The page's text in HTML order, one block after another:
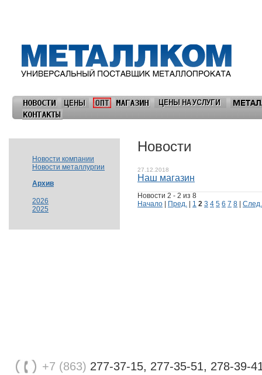
Новости компании
Новости металлургии
Архив
2026
2025
Новости
27.12.2018
Наш магазин
Новости 2 - 2 из 8
Начало
Пред. 1 2 3 4 5 6 7 8 След.
+7 (863) 277-37-15, 277-35-51, 278-39-